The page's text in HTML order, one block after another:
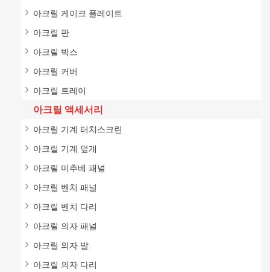
아크릴 케이크 플레이트
아크릴 판
아크릴 박스
아크릴 커버
아크릴 트레이
아크릴 액세서리
아크릴 기계 터치스크린
아크릴 기계 덮개
아크릴 미추베 패널
아크릴 벤치 패널
아크릴 벤치 다리
아크릴 의자 패널
아크릴 의자 발
아크릴 의자 다리